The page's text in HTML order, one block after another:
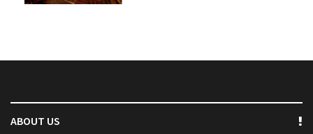
ABOUT US